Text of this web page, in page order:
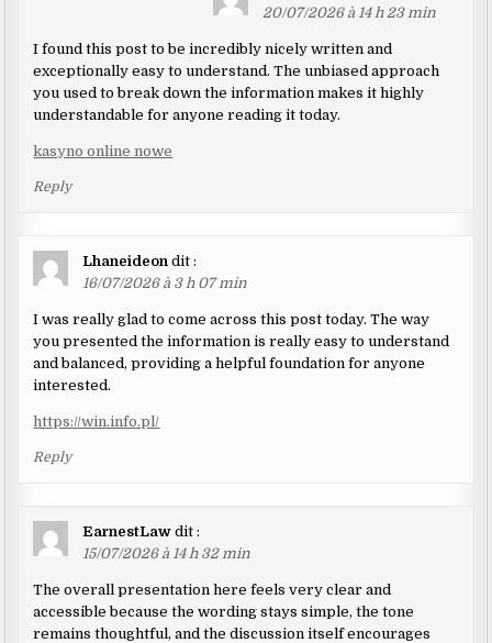
les
commentaires
20/07/2026 à 14 h 23 min
I found this post to be incredibly nicely written and
exceptionally easy to understand. The unbiased approach
you used to break down the information makes it highly
understandable for anyone reading it today.
kasyno online nowe
Reply
Lhaneideon dit :
16/07/2026 à 3 h 07 min
I was really glad to come across this post today. The way
you presented the information is really easy to understand
and balanced, providing a helpful foundation for anyone
interested.
https://win.info.pl/
Reply
EarnestLaw dit :
15/07/2026 à 14 h 32 min
The overall presentation here feels very clear and
accessible because the wording stays simple, the tone
remains thoughtful, and the discussion itself encourages